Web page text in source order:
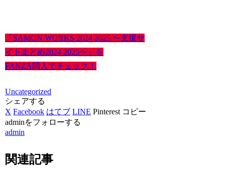
「SAMON WORKS 2024 2025 〜支援サ
イトまとめ2024 2025〜」を
FANZA同人でチェック！
Uncategorized
シェアする
X Facebook はてブ LINE Pinterest コピー
adminをフォローする
admin
関連記事